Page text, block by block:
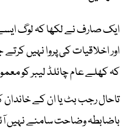
ایک صارف نے لکھا کہ لوگ ایسے
اور اخلاقیات کی پروا نہیں
کہ کھلے عام چائلڈ لیبر کو
تاحال رجب بٹ یا ان کے
باضابطہ وضاحت سامنے نہیں